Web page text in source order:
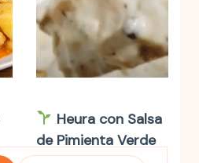
Heura con Salsa
de Pimienta Verde